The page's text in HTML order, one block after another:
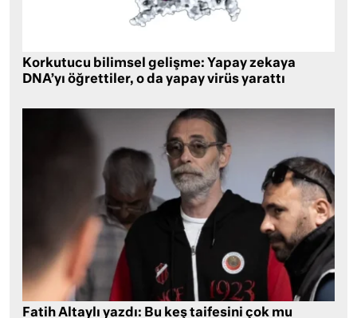
Korkutucu bilimsel gelişme: Yapay zekaya
DNA’yı öğrettiler, o da yapay virüs yarattı
Fatih Altaylı yazdı: Bu keş taifesini çok mu